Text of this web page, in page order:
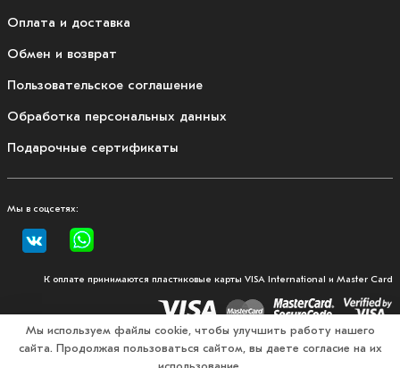
Оплата и доставка
Обмен и возврат
Пользовательское соглашение
Обработка персональных данных
Подарочные сертификаты
Мы в соцсетях:
К оплате принимаются пластиковые карты VISA International и Master Card
© 2026, Fullmount — магазин одежды и экипировки для
Мы используем файлы cookie, чтобы улучшить работу нашего
сайта. Продолжая пользоваться сайтом, вы даете согласие на их
использование.